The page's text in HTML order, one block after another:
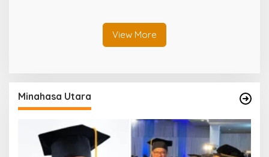
Tipe C
View More
Minahasa Utara